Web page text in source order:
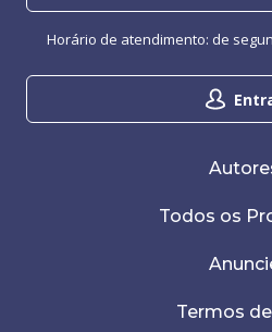
Horário de atendimento: de
Todos os
Termos